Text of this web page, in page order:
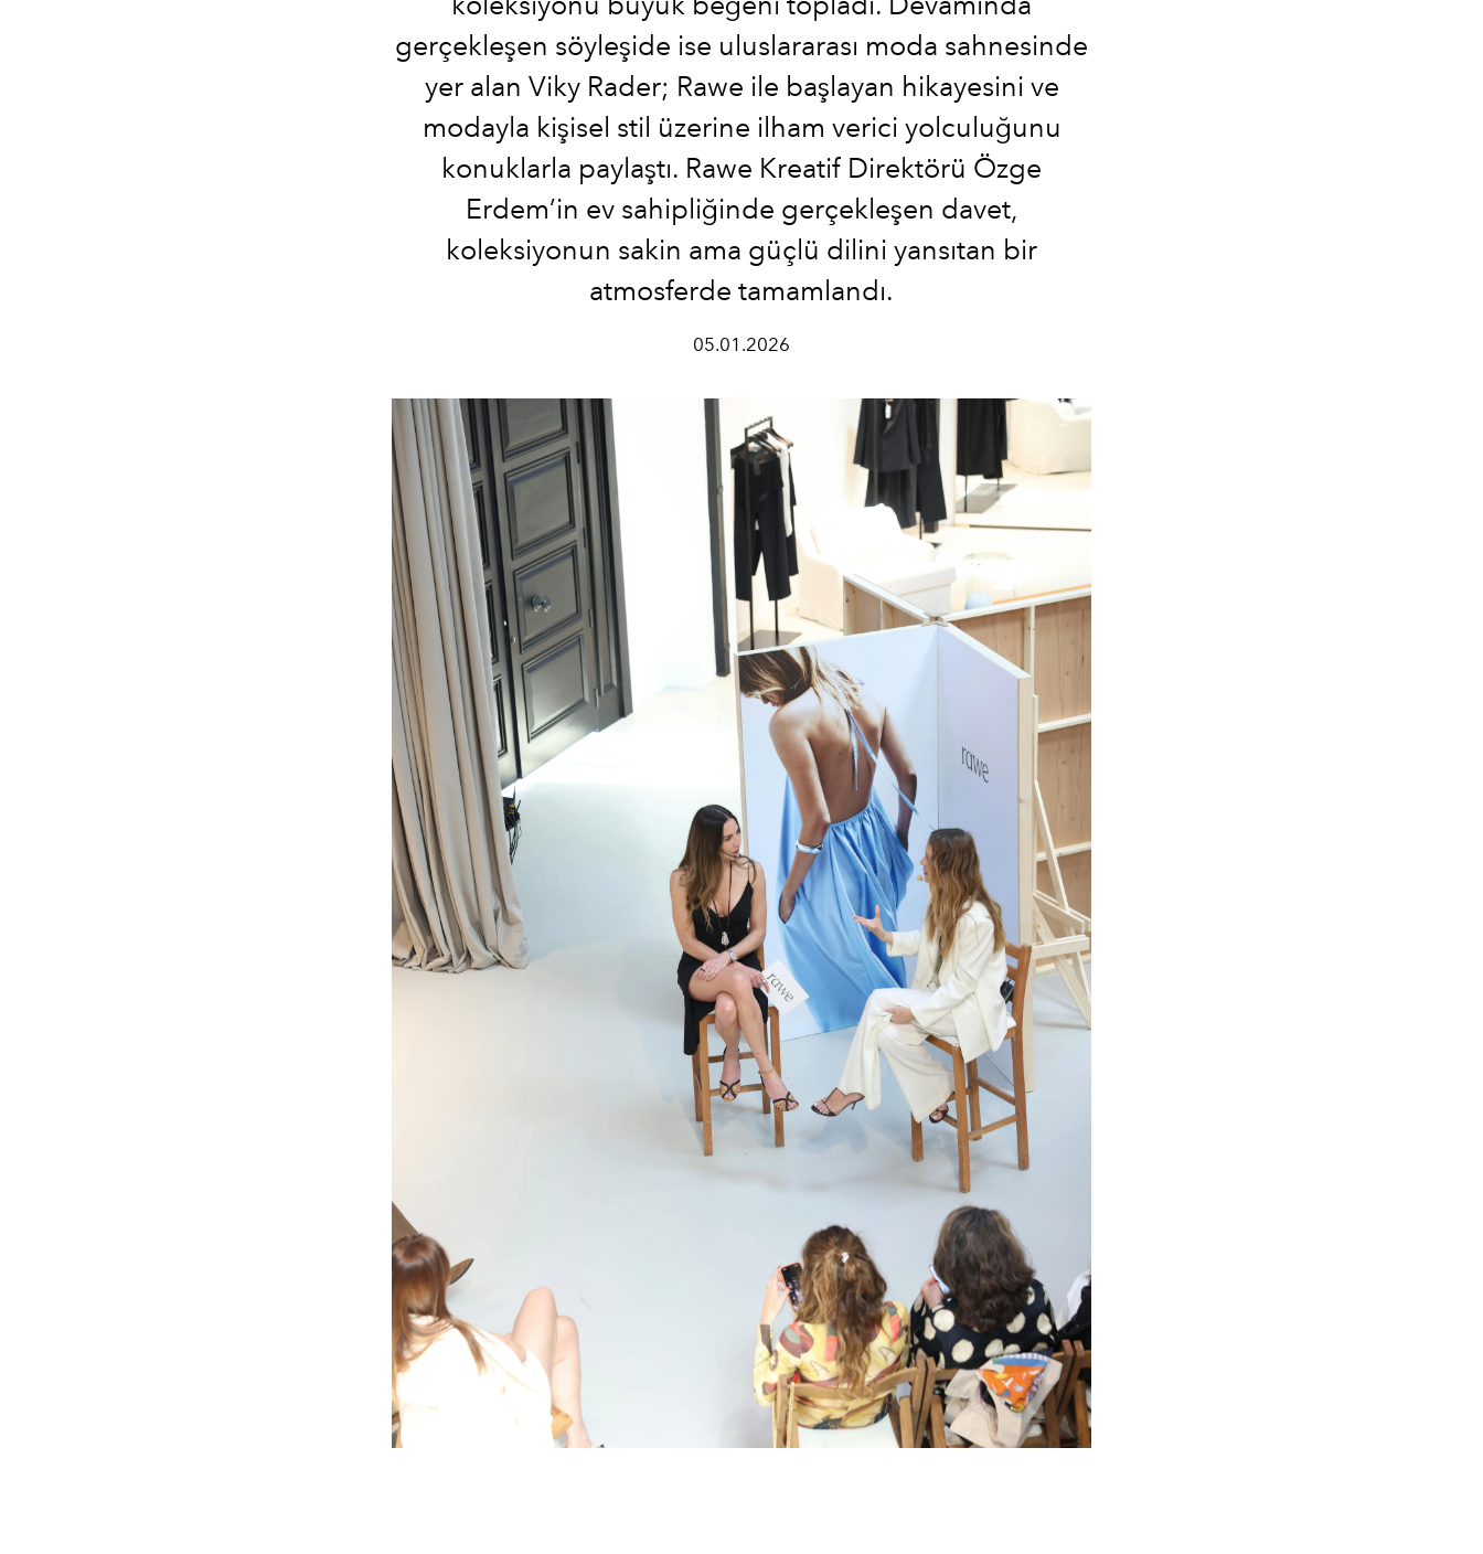
gerçekleşen söyleşide ise uluslararası moda sahnesinde
yer alan Viky Rader; Rawe ile başlayan hikayesini ve
modayla kişisel stil üzerine ilham verici yolculuğunu
konuklarla paylaştı. Rawe Kreatif Direktörü Özge
Erdem’in ev sahipliğinde gerçekleşen davet,
koleksiyonun sakin ama güçlü dilini yansıtan bir
atmosferde tamamlandı.
05.01.2026